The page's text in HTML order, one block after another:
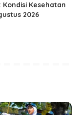
Kondisi Kesehatan
2026